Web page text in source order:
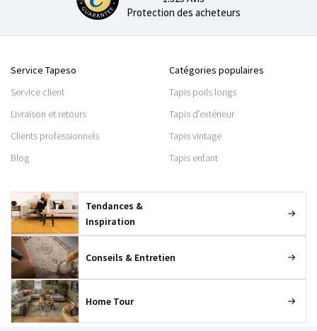
Protection des acheteurs
Service Tapeso
Service client
Livraison et retours
Clients professionnels
Blog
Catégories populaires
Tapis poils longs
Tapis d’extérieur
Tapis vintage
Tapis enfant
Tendances &
Inspiration
Conseils & Entretien
Home Tour